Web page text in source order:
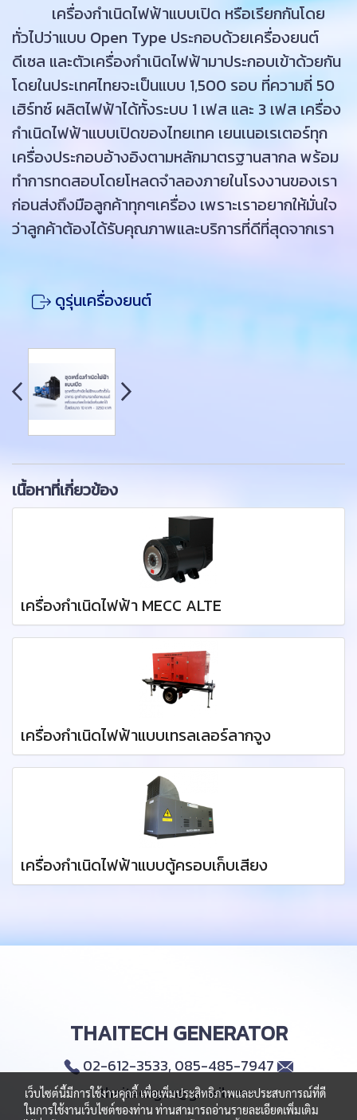
เครื่องกำเนิดไฟฟ้าแบบเปิด หรือเรียกกันโดย
ทั่วไปว่าแบบ Open Type ประกอบด้วยเครื่องยนต์
ดีเซล และตัวเครื่องกำเนิดไฟฟ้ามาประกอบเข้าด้วยกัน
โดยในประเทศไทยจะเป็นแบบ 1,500 รอบ ที่ความถี่ 50
เฮิร์ทซ์ ผลิตไฟฟ้าได้ทั้งระบบ 1 เฟส และ 3 เฟส เครื่อง
กำเนิดไฟฟ้าแบบเปิดของไทยเทค เยนเนอเรเตอร์ทุก
เครื่องประกอบอ้างอิงตามหลักมาตรฐานสากล พร้อม
ทำการทดสอบโดยโหลดจำลองภายในโรงงานของเรา
ก่อนส่งถึงมือลูกค้าทุกๆเครื่อง เพราะเราอยากให้มั่นใจ
ว่าลูกค้าต้องได้รับคุณภาพและบริการที่ดีที่สุดจากเรา
ดูรุ่นเครื่องยนต์
เนื้อหาที่เกี่ยวข้อง
เครื่องกำเนิดไฟฟ้า MECC ALTE
เครื่องกำเนิดไฟฟ้าแบบเทรลเลอร์ลากจูง
เครื่องกำเนิดไฟฟ้าแบบตู้ครอบเก็บเสียง
THAITECH GENERATOR
02-612-3533, 085-485-7947
thaitechgen@gmail.com
เว็บไซต์นี้มีการใช้งานคุกกี้ เพื่อเพิ่มประสิทธิภาพและประสบการณ์ที่ดี
ในการใช้งานเว็บไซต์ของท่าน ท่านสามารถอ่านรายละเอียดเพิ่มเติม